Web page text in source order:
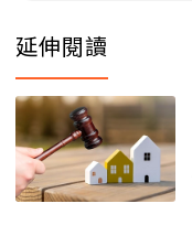
延伸閱讀